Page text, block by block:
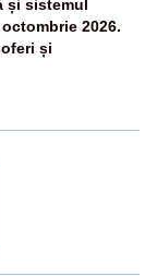
și sistemul
2026.
și